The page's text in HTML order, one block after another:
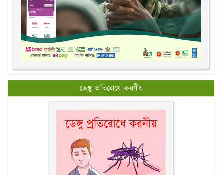
ডেঙ্গু প্রতিরোধে করণীয়